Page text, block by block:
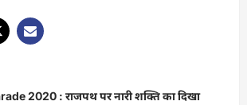
2020 : राजपथ पर नारी शक्ति का दिखा